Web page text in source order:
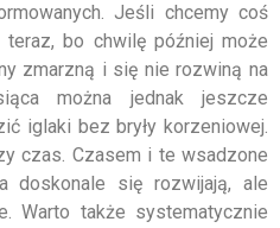
Jeśli chcemy coś
bo chwilę później może
zmarzną i się nie rozwiną na
można jednak jeszcze
iglaki bez bryły korzeniowej.
czas. Czasem i te wsadzone
doskonale się rozwijają, ale
Warto także systematycznie